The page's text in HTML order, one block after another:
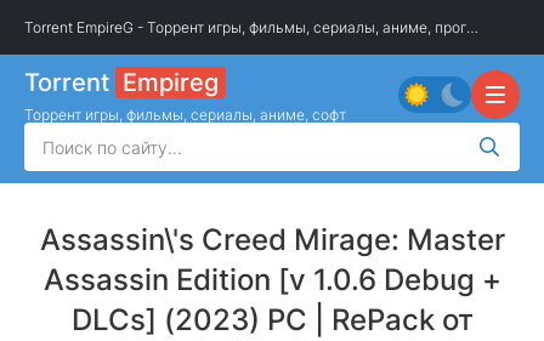
Torrent Empireg
Торрент игры, фильмы, сериалы, аниме, софт
Assassin\'s Creed Mirage: Master
Assassin Edition [v 1.0.6 Debug +
DLCs] (2023) PC | RePack от